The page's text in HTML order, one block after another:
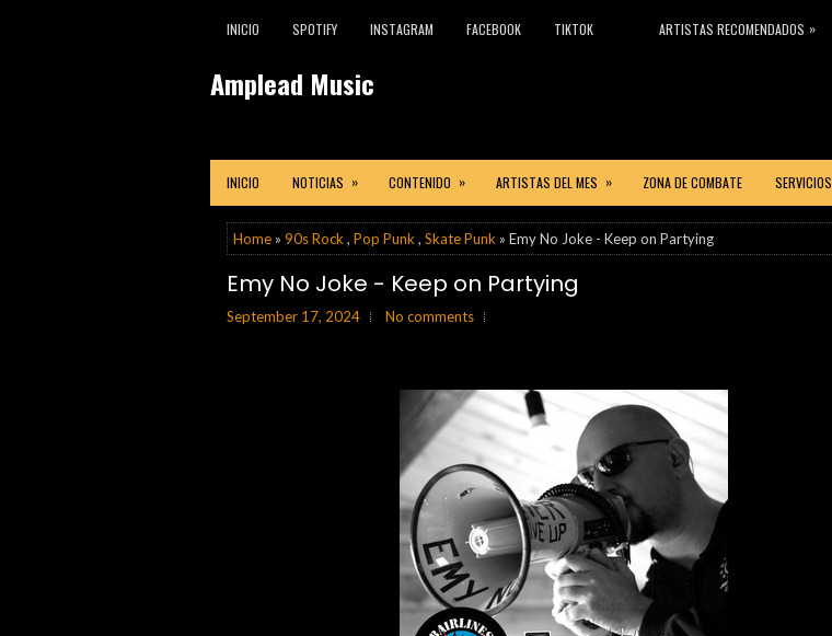
INICIO SPOTIFY INSTAGRAM FACEBOOK TIKTOK ARTISTAS RECOMENDADOS »
Amplead Music
INICIO NOTICIAS » CONTENIDO » ARTISTAS DEL MES » ZONA DE COMBATE SERVICIOS
Home » 90s Rock , Pop Punk , Skate Punk » Emy No Joke - Keep on Partying
Emy No Joke - Keep on Partying
September 17, 2024 No comments